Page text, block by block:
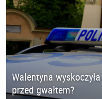
Walentyna
przed gwałtem?